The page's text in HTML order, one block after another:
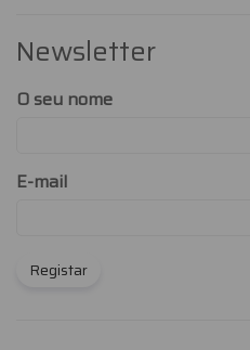
Newsletter
O seu nome
E-mail
Registar